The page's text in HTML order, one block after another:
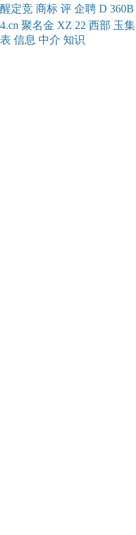
醒定竞 商标 评 企聘 D 360B
4.cn 聚名金 XZ 22 西部 玉集
表 信息 中介 知识